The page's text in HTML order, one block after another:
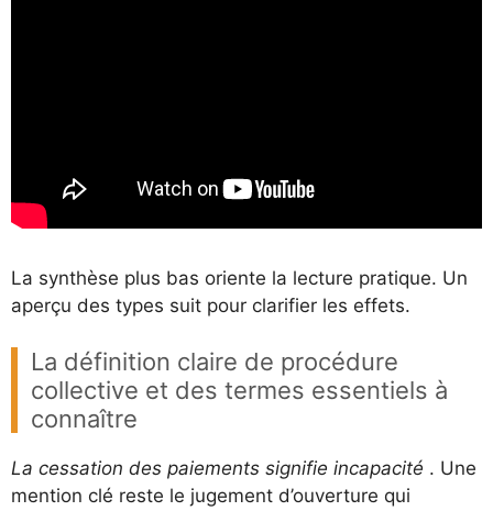
La synthèse plus bas oriente la lecture pratique. Un
aperçu des types suit pour clarifier les effets.
La définition claire de procédure
collective et des termes essentiels à
connaître
La cessation des paiements signifie incapacité . Une
mention clé reste le jugement d’ouverture qui